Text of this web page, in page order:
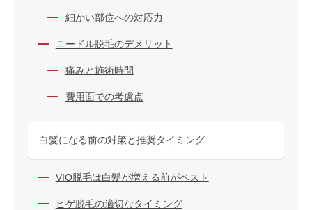
細かい部位への対応力
ニードル脱毛のデメリット
痛みと施術時間
費用面での考慮点
白髪になる前の対策と推奨タイミング
VIO脱毛は白髪が増える前がベスト
ヒゲ脱毛の適切なタイミング